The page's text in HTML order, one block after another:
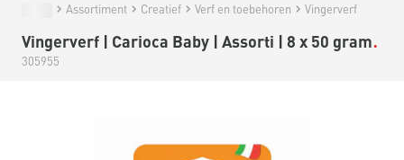
Assortiment Creatief Verf en toebehoren Vingerverf
Vingerverf | Carioca Baby | Assorti | 8 x 50 gram
305955